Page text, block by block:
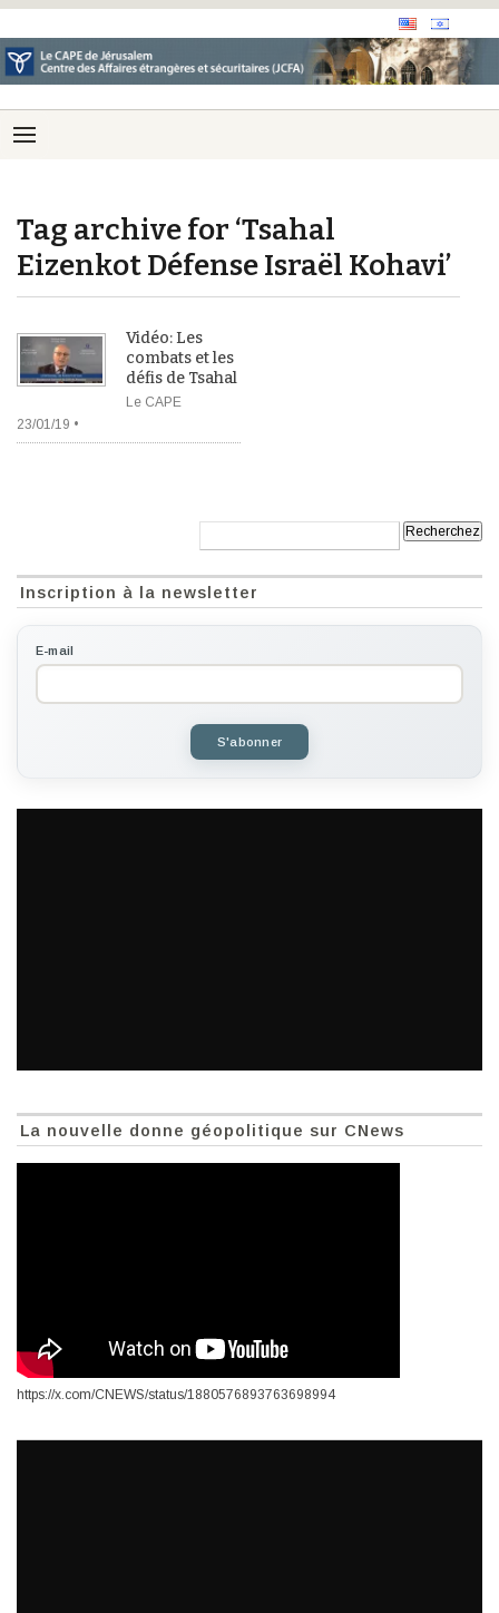
Tag archive for ‘Tsahal
Eizenkot Défense Israël Kohavi’
Vidéo: Les
combats et les
défis de Tsahal
Le CAPE
23/01/19 •
Inscription à la newsletter
E-mail
S'abonner
La nouvelle donne géopolitique sur CNews
https://x.com/CNEWS/status/1880576893763698994